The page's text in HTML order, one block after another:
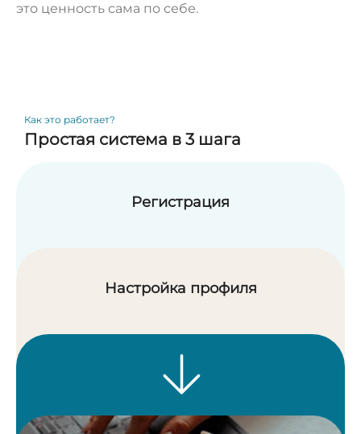
это ценность сама по себе.
Как это работает?
Простая система в 3 шага
Регистрация
Настройка профиля